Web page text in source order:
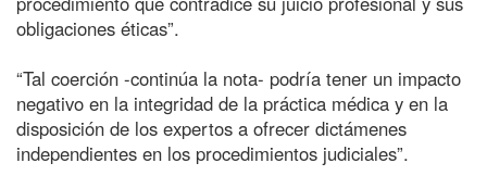
obligaciones éticas”.
“Tal coerción -continúa la nota- podría tener un impacto
negativo en la integridad de la práctica médica y en la
disposición de los expertos a ofrecer dictámenes
independientes en los procedimientos judiciales”.